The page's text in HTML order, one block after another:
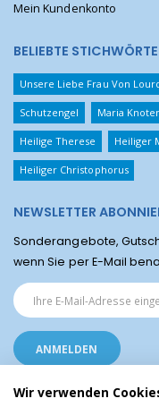
Mein Kundenkonto
BELIEBTE
Unsere Liebe Frau Von
Schutzengel Maria
Heilige Therese Heiliger
Heiliger Christophorus
NEWSLETTER
Sonderangebote,
wenn Sie per E-Mail
Wir verwenden